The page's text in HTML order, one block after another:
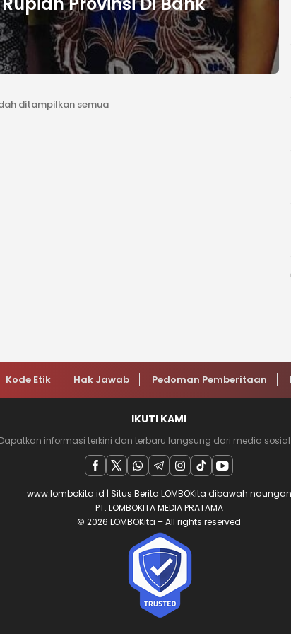
ditampilkan semua
Kode Etik Hak Jawab Pedoman Pemberitaan
IKUTI KAMI
Dapatkan informasi terkini dan terbaru langsung dari media
www.lombokita.id | Situs Berita LOMBOKita dibawah naungan
PT. LOMBOKITA MEDIA PRATAMA
© 2026 LOMBOKita – All rights reserved